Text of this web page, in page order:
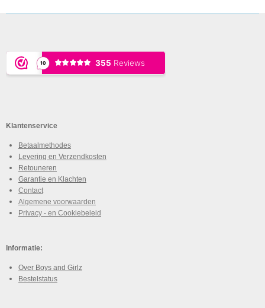
Klantenservice
Betaalmethodes
Levering en Verzendkosten
Retouneren
Garantie en Klachten
Contact
Algemene voorwaarden
Privacy - en Cookiebeleid
Informatie:
Over Boys and Girlz
Bestelstatus